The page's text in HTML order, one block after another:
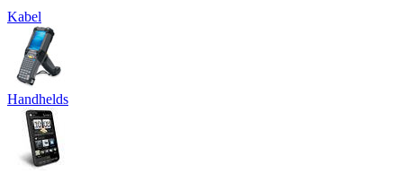
Kabel
Handhelds